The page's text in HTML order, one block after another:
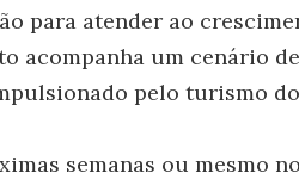
para atender ao
acompanha um cenário de
pelo turismo
semanas ou mesmo